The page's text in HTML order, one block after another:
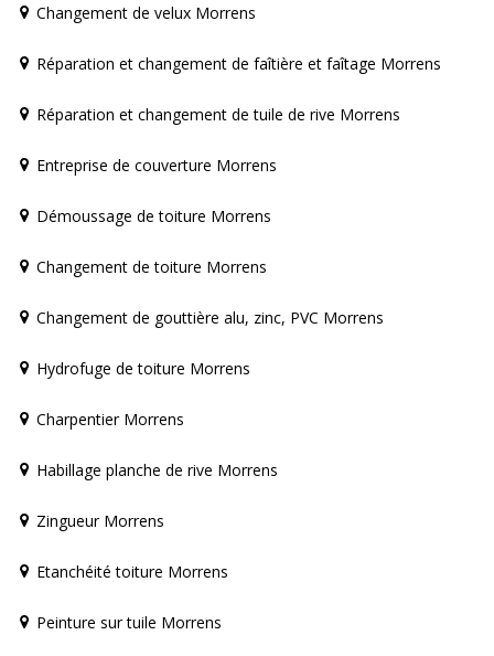
Changement de velux Morrens
Réparation et changement de faîtière et faîtage Morrens
Réparation et changement de tuile de rive Morrens
Entreprise de couverture Morrens
Démoussage de toiture Morrens
Changement de toiture Morrens
Changement de gouttière alu, zinc, PVC Morrens
Hydrofuge de toiture Morrens
Charpentier Morrens
Habillage planche de rive Morrens
Zingueur Morrens
Etanchéité toiture Morrens
Peinture sur tuile Morrens